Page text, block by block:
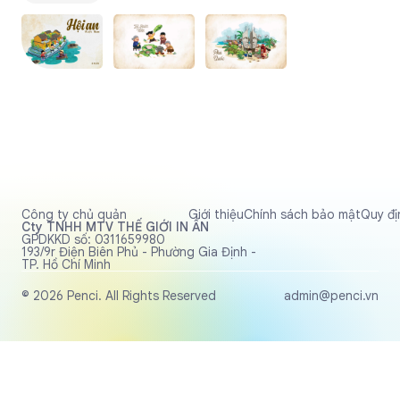
Công ty chủ quản
Cty TNHH MTV THẾ GIỚI IN ẤN
GPDKKD số: 0311659980
193/9r Điện Biên Phủ - Phường Gia Định -
TP. Hồ Chí Minh
Giới thiệuChính sách bảo mậtQuy
© 2026 Penci. All Rights Reserved admin@penci.vn